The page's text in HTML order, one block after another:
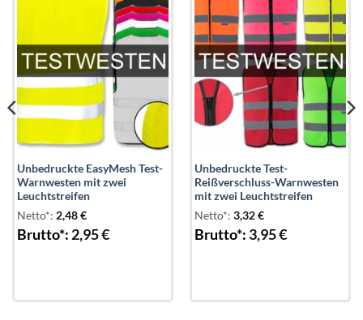
Unbedruckte EasyMesh Test-
Warnwesten mit zwei
Leuchtstreifen
Netto*: 2,48€
Brutto*: 2,95€
Unbedruckte Test-
Reißverschluss-Warnwesten
mit zwei Leuchtstreifen
Netto*: 3,32€
Brutto*: 3,95€